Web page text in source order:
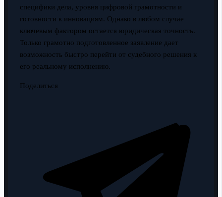
специфики дела, уровня цифровой грамотности и
готовности к инновациям. Однако в любом случае
ключевым фактором остается юридическая точность.
Только грамотно подготовленное заявление дает
возможность быстро перейти от судебного решения к
его реальному исполнению.
Поделиться